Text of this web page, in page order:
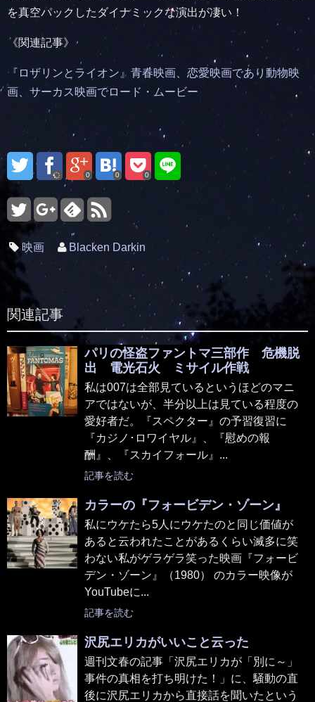
を真空パックしたダイナミックな演出が凄い！
《関連記事》
『ロザリンとライオン』青春映画、恋愛映画であり動物映
画、サーカス映画でロード・ムービー
0 0 0
映画 Blacken Darkin
関連記事
パリの怪盗ファントマ三部作 危機脱
出 電光石火 ミサイル作戦
私は007は全部見ているというほどのマニ
アではないが、半分以上は見ている程度の
愛好者だ。『スペクター』の予習復習に
『カジノ･ロワイヤル』、『慰めの報
酬』、『スカイフォール』...
記事を読む
カラーの『フォービデン・ゾーン』
私にウケたら5人にウケたのと同じ価値が
あると云われたことがあるくらい滅多に笑
わない私がゲラゲラ笑った映画『フォービ
デン・ゾーン』（1980） のカラー映像が
YouTubeに...
記事を読む
沢尻エリカがいいこと云った
週刊文春の記事「沢尻エリカが「別に～」
事件の真相を打ち明けた！」に、騒動の直
後に沢尻エリカから直接話を聞いたという